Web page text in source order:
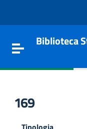
Toggle navigation
Biblioteca
169